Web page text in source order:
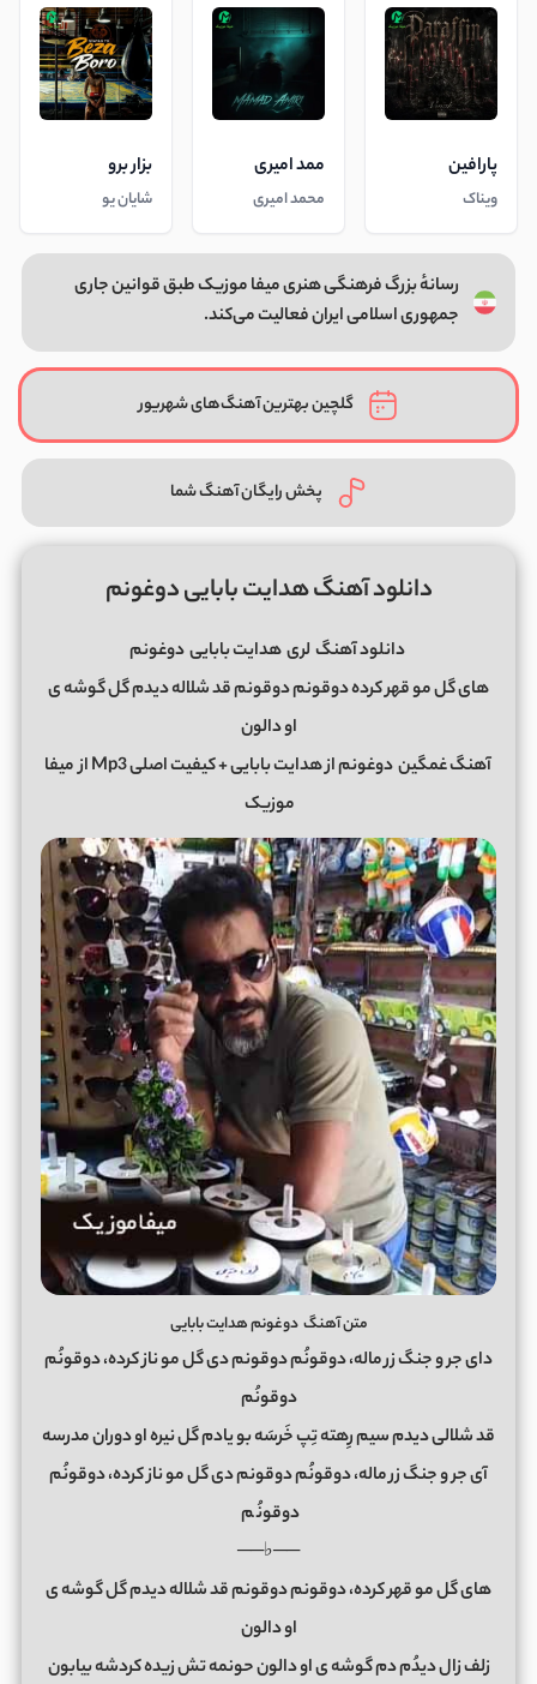
پارافین
ویناک
ممد امیری
محمد امیری
بزار برو
شایان یو
رسانهٔ بزرگ فرهنگی هنری میفا موزیک طبق قوانین جاری
جمهوری اسلامی ایران فعالیت می‌کند.
گلچین بهترین آهنگ‌های شهریور
پخش رایگان آهنگ شما
دانلود آهنگ هدایت بابایی دوغونم
دانلود آهنگ لریهدایت باباییدوغونم
های گل مو قهر کرده دوقونم دوقونم قد شلاله دیدم گل گوشه ی
او دالون
آهنگ غمگیندوغونمازهدایت بابایی+ کیفیت اصلی Mp3 از
میفا
موزیک
متن آهنگ دوغونم هدایت بابایی
دای جر و جنگ زر ماله، دوقونُم دوقونم دی گل مو ناز کرده، دوقونُم
دوقونُم
قد شلالی دیدم سیم رِهته تِپ خَرسَه بو یادم گل نیره او دوران مدرسه
آی جر و جنگ زر ماله، دوقونُم دوقونم دی گل مو ناز کرده، دوقونُم
دوقونُم
──♭──
های گل مو قهر کرده، دوقونم دوقونم قد شلاله دیدم گل گوشه ی
او دالون
زلف زال دیدُم دم گوشه ی او دالون حونمه تش زیده کردشه بیابون